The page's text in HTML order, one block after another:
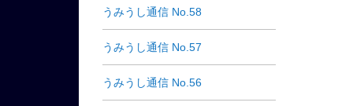
うみうし通信 No.58
うみうし通信 No.57
うみうし通信 No.56